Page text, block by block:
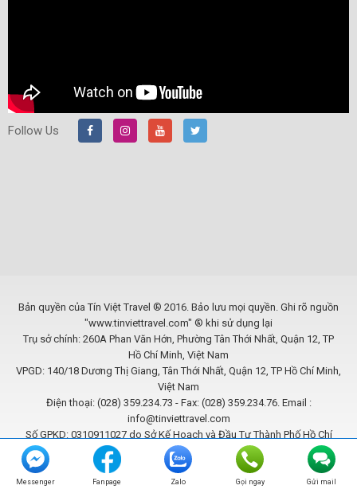
Follow Us
Bản quyền của Tín Việt Travel ® 2016. Bảo lưu mọi quyền. Ghi rõ nguồn
"www.tinviettravel.com" ® khi sử dụng lại
Trụ sở chính: 260A Phan Văn Hớn, Phường Tân Thới Nhất, Quận 12, TP
Hồ Chí Minh, Việt Nam
VPGD: 140/18 Dương Thị Giang, Tân Thới Nhất, Quận 12, TP Hồ Chí Minh,
Việt Nam
Điện thoại: (028) 359.234.73 - Fax: (028) 359.234.76. Email :
info@tinviettravel.com
Số GPKD: 0310911027 do Sở Kế Hoạch và Đầu Tư Thành Phố Hồ Chí
Minh cấp ngày 09/06/2011
Website được phát triển bởi
BCB SOLUTIONS
Messenger Fanpage Zalo Gọi ngay Gửi mail